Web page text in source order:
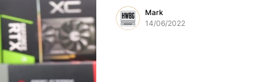
Mark
14/06/2022